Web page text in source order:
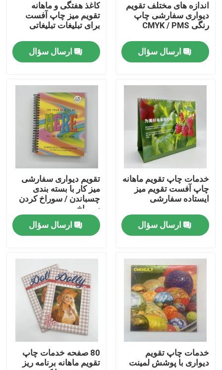
محصولات
فیلم های
درباره ما
اخبار
درخواست نقل قول
چاپ کتاب میز قهوه
چاپ کارت های تاروت
اندازه های مختلف تقویم
دیواری سفارشی چاپ
رنگی CMYK / PMS
ارسال سؤال
کاغذ هفتگی و ماهانه
تقویم میز چاپ آفست
برای تبلیغات تبلیغاتی
ارسال سؤال
خدمات چاپ تقویم ماهانه
چاپ آفست تقویم میز
ایستاده سفارشی
ارسال سؤال
تقویم دیواری سفارشی
میز کار با بسته بندی
چسباندن / سوراخ کردن
سوراخ
ارسال سؤال
خدمات چاپ تقویم
دیواری با پوشش لمینت
80 صفحه خدمات چاپ
تقویم ماهانه برنامه ریز